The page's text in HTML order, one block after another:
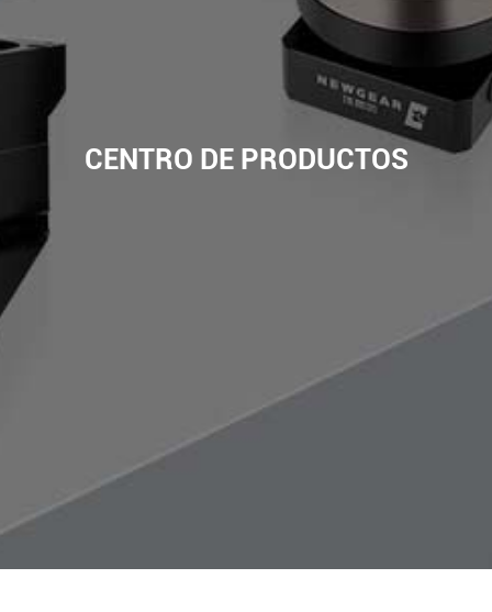
CENTRO DE PRODUCTOS